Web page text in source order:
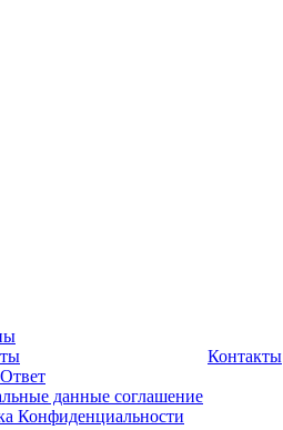
данные соглашение
Конфиденциальности
Контакты